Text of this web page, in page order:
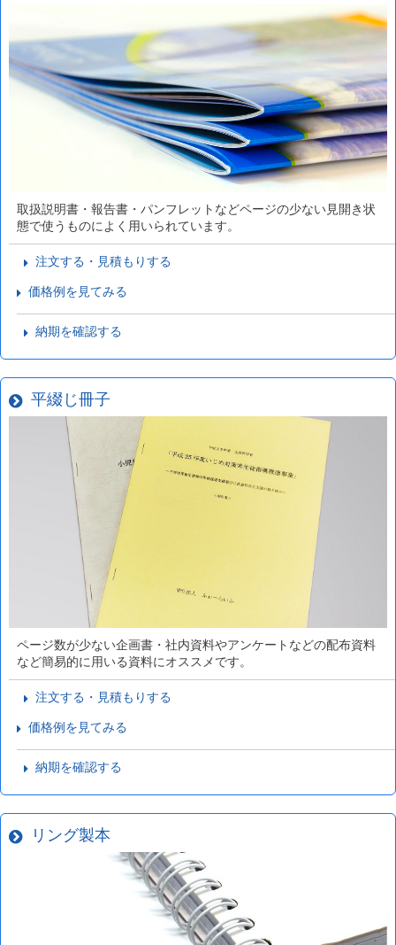
取扱説明書・報告書・パンフレットなどページの少ない見開き状
態で使うものによく用いられています。
注文する・見積もりする
価格例を見てみる
納期を確認する
平綴じ冊子
ページ数が少ない企画書・社内資料やアンケートなどの配布資料
など簡易的に用いる資料にオススメです。
注文する・見積もりする
価格例を見てみる
納期を確認する
リング製本